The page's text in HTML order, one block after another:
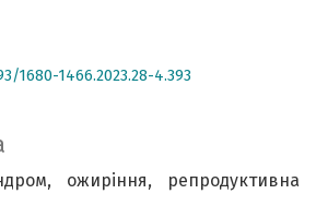
ожиріння, репродуктивна
1680-1466.2023.28-4.393